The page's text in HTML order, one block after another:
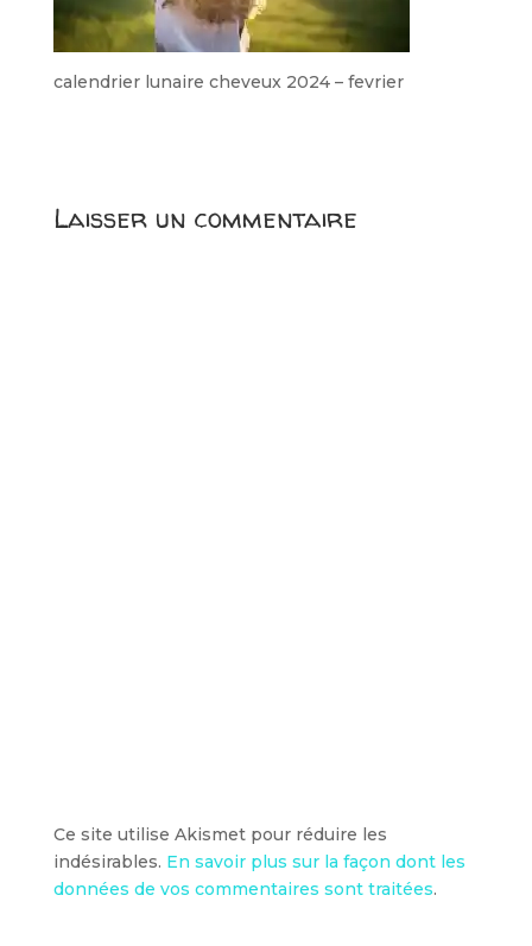
calendrier lunaire cheveux 2024 – fevrier
Laisser un commentaire
Ce site utilise Akismet pour réduire les
indésirables. En savoir plus sur la façon dont les
données de vos commentaires sont traitées.